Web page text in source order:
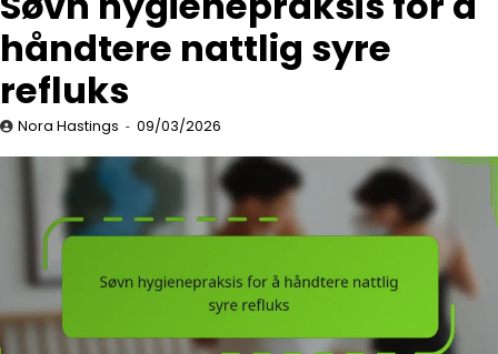
håndtere nattlig syre
refluks
Nora Hastings 09/03/2026